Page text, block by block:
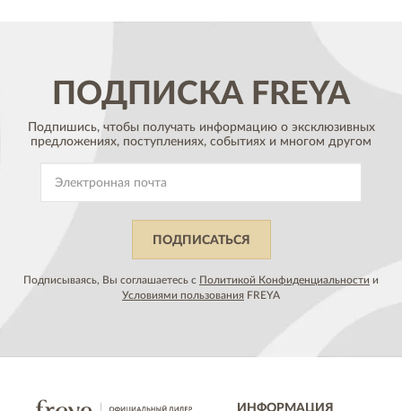
ПОДПИСКА FREYA
Подпишись, чтобы получать информацию о эксклюзивных
предложениях, поступлениях, событиях и многом другом
ПОДПИСАТЬСЯ
Подписываясь, Вы соглашаетесь с Политикой Конфиденциальности и
Условиями пользования FREYA
ИНФОРМАЦИЯ